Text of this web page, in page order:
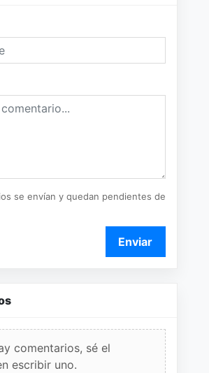
se envían y quedan pendientes de
Enviar
comentarios, sé el
escribir uno.